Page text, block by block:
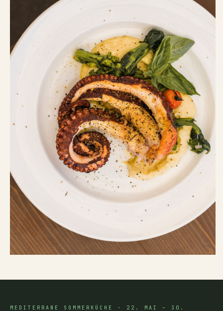
MEDITERRANE SOMMERKÜCHE · 22. MAI – 30.